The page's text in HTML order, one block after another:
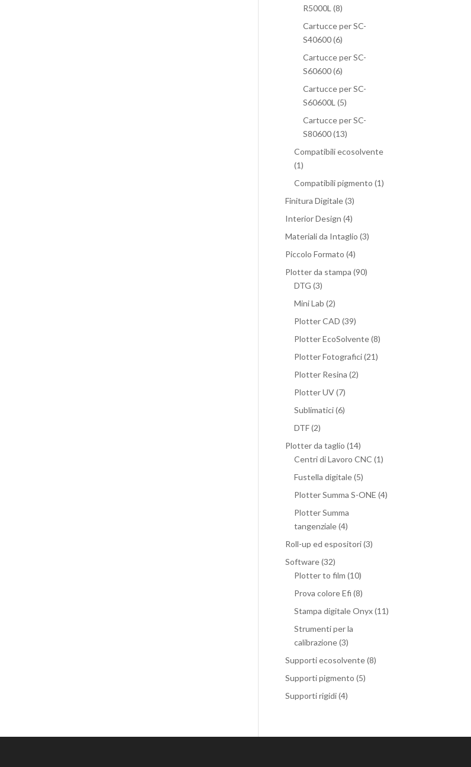
R5000L (8)
Cartucce per SC-
S40600(6)
Cartucce per SC-
S60600(6)
Cartucce per SC-
S60600L (5)
Cartucce per SC-
S80600(13)
Compatibili ecosolvente
(1)
Compatibili pigmento (1)
Finitura Digitale(3)
Interior Design (4)
Materiali da Intaglio (3)
Piccolo Formato (4)
Plotter da stampa (90)
DTG (3)
Mini Lab (2)
Plotter CAD (39)
Plotter EcoSolvente(8)
Plotter Fotografici(21)
Plotter Resina (2)
Plotter UV(7)
Sublimatici(6)
DTF(2)
Plotter da taglio (14)
Centri di Lavoro CNC (1)
Fustella digitale(5)
Plotter Summa S-ONE (4)
Plotter Summa
tangenziale(4)
Roll-up ed espositori(3)
Software(32)
Plotter to film (10)
Prova colore Efi (8)
Stampa digitale Onyx(11)
Strumenti per la
calibrazione(3)
Supporti ecosolvente(8)
Supporti pigmento (5)
Supporti rigidi(4)